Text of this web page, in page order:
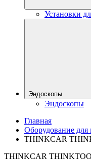
Установки
Эндоскопы
Эндоскопы
Главная
Оборудование для
THINKCAR
THINKCAR